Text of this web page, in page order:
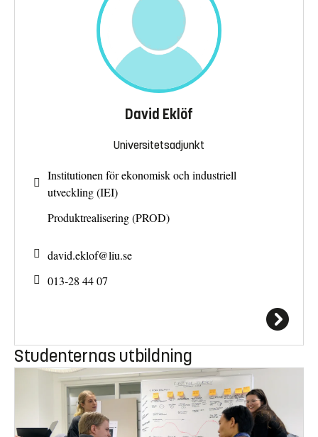
David Eklöf
Universitetsadjunkt
Institutionen för ekonomisk och industriell
utveckling (IEI)
Produktrealisering (PROD)
david.eklof@liu.se
013-28 44 07
Studenternas utbildning